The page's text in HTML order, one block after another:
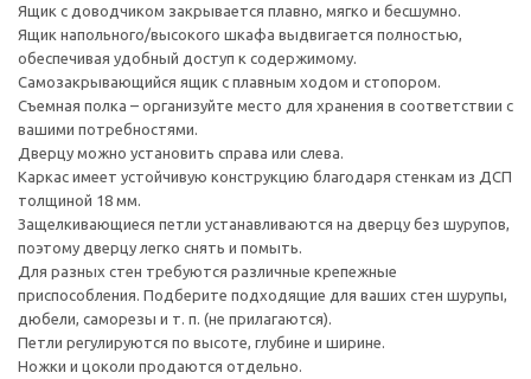
Ящик с доводчиком закрывается плавно, мягко и бесшумно.
Ящик напольного/высокого шкафа выдвигается полностью,
обеспечивая удобный доступ к содержимому.
Cамозакрывающийся ящик с плавным ходом и стопором.
Съемная полка – организуйте место для хранения в соответствии с
вашими потребностями.
Дверцу можно установить справа или слева.
Каркас имеет устойчивую конструкцию благодаря стенкам из ДСП
толщиной 18 мм.
Защелкивающиеся петли устанавливаются на дверцу без шурупов,
поэтому дверцу легко снять и помыть.
Для разных стен требуются различные крепежные
приспособления. Подберите подходящие для ваших стен шурупы,
дюбели, саморезы и т. п. (не прилагаются).
Петли регулируются по высоте, глубине и ширине.
Ножки и цоколи продаются отдельно.